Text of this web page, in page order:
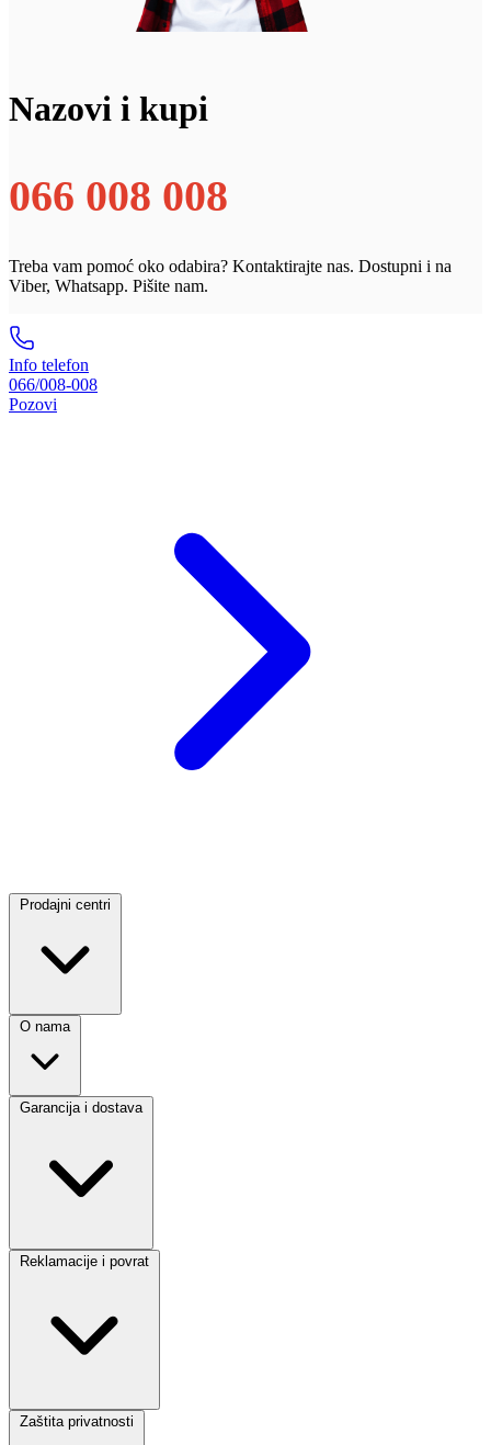
Nazovi i kupi
066 008 008
Treba vam pomoć oko odabira? Kontaktirajte nas. Dostupni i na
Viber, Whatsapp. Pišite nam.
Info telefon
066/008-008
Pozovi
Prodajni centri
O nama
Garancija i dostava
Reklamacije i povrat
Zaštita privatnosti